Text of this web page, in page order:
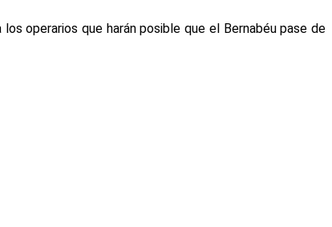
operarios que harán posible que el Bernabéu pase de